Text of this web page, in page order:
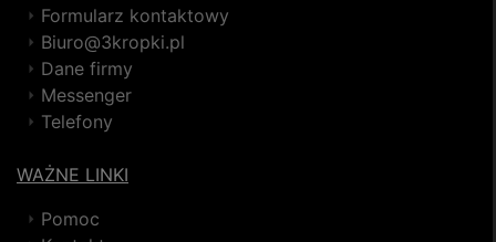
Formularz kontaktowy
Biuro@3kropki.pl
Dane firmy
Messenger
Telefony
WAŻNE LINKI
Pomoc